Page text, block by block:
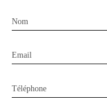
Nom
Email
Téléphone